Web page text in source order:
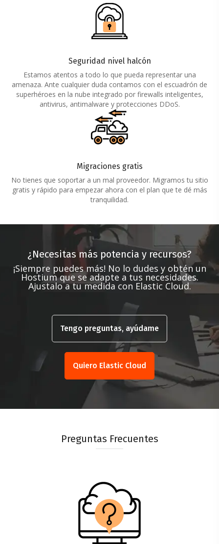
Seguridad nivel halcón
Estamos atentos a todo lo que pueda representar una
amenaza. Ante cualquier duda contamos con el escuadrón de
superhéroes en la nube integrado por firewalls inteligentes,
antivirus, antimalware y protecciones DDoS.
Migraciones gratis
No tienes que soportar a un mal proveedor. Migramos tu sitio
gratis y rápido para empezar ahora con el plan que te dé más
tranquilidad.
¿Necesitas más potencia y recursos?
¡Siempre puedes más! No lo dudes y obtén un
Hostium que se adapte a tus necesidades.
Ajustalo a tu medida con Elastic Cloud.
Tengo preguntas, ayúdame
Quiero Elastic Cloud
Preguntas Frecuentes